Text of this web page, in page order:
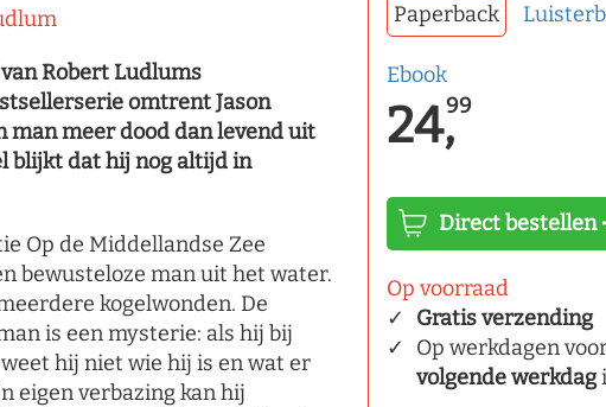
Robert Ludlums
omtrent Jason
man meer dood dan levend uit
blijkt dat hij nog altijd in
Op de Middellandse Zee
bewusteloze man uit het water.
kogelwonden. De
is een mysterie: als hij bij
hij niet wie hij is en wat er
eigen verbazing kan hij
Paperback
Ebook
24,99
Direct bestellen
Op voorraad
Gratis verzending
Op werkdagen
volgende werkdag